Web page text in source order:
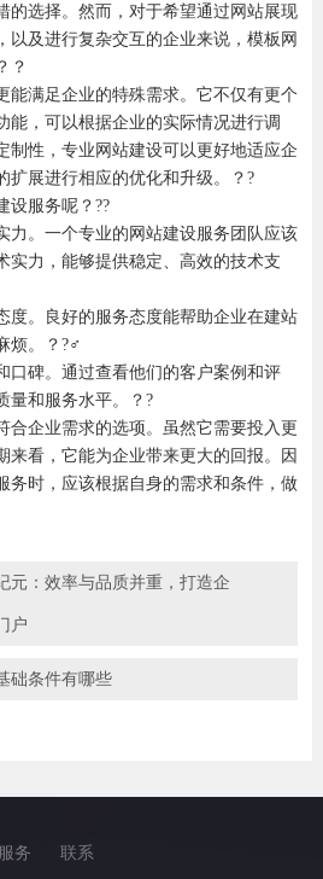
的选择。然而，对于希望通过网站展现
以及进行复杂交互的企业来说，模板网
？
能满足企业的特殊需求。它不仅有更个
能，可以根据企业的实际情况进行调
制性，专业网站建设可以更好地适应企
扩展进行相应的优化和升级。？?
设服务呢？??
力。一个专业的网站建设服务团队应该
实力，能够提供稳定、高效的技术支
度。良好的服务态度能帮助企业在建站
烦。？?‍♂️
口碑。通过查看他们的客户案例和评
量和服务水平。？?
合企业需求的选项。虽然它需要投入更
来看，它能为企业带来更大的回报。因
务时，应该根据自身的需求和条件，做
元：效率与品质并重，打造企
户
础条件有哪些
服务 联系